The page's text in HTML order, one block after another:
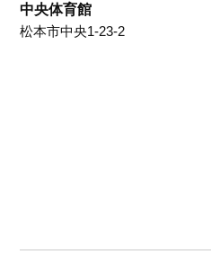
中央体育館
松本市中央1-23-2